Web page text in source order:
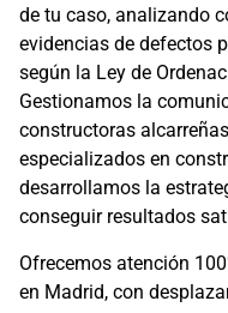
de tu caso, analizando
evidencias de defectos
según la Ley de
Gestionamos la
constructoras
especializados en
desarrollamos la
conseguir resultados
Ofrecemos atención
en Madrid, con